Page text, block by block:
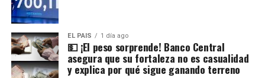
EL PAIS 1 día ago
💵 ¡El peso sorprende! Banco Central
asegura que su fortaleza no es casualidad
y explica por qué sigue ganando terreno